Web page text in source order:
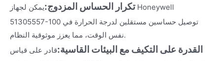
تكرار الحساس المزدوج:يمكن لجهاز Honeywell
51305557-100 توصيل حساسين مستقلين لدرجة الحرارة في
نفس الوقت، مما يعزز موثوقية النظام.
القدرة على التكيف مع البيئات القاسية:قادر على قياس